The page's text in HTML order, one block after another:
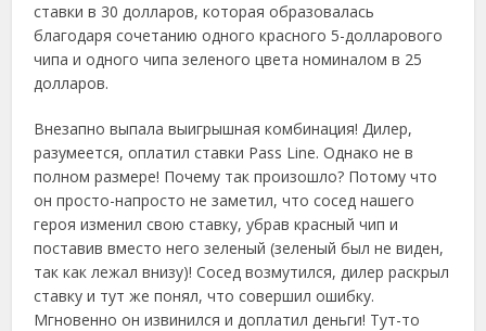
ставки в 30 долларов, которая образовалась
благодаря сочетанию одного красного 5-долларового
чипа и одного чипа зеленого цвета номиналом в 25
долларов.
Внезапно выпала выигрышная комбинация! Дилер,
разумеется, оплатил ставки Pass Line. Однако не в
полном размере! Почему так произошло? Потому что
он просто-напросто не заметил, что сосед нашего
героя изменил свою ставку, убрав красный чип и
поставив вместо него зеленый (зеленый был не виден,
так как лежал внизу)! Сосед возмутился, дилер раскрыл
ставку и тут же понял, что совершил ошибку.
Мгновенно он извинился и доплатил деньги! Тут-то